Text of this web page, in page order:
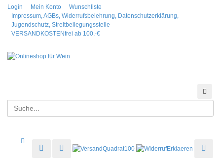
Login Mein Konto
Wunschliste
Impressum, AGBs, Widerrufsbelehrung, Datenschutzerklärung,
Jugendschutz, Streitbeilegungsstelle
VERSANDKOSTENfrei ab 100,-€
Toggle menu